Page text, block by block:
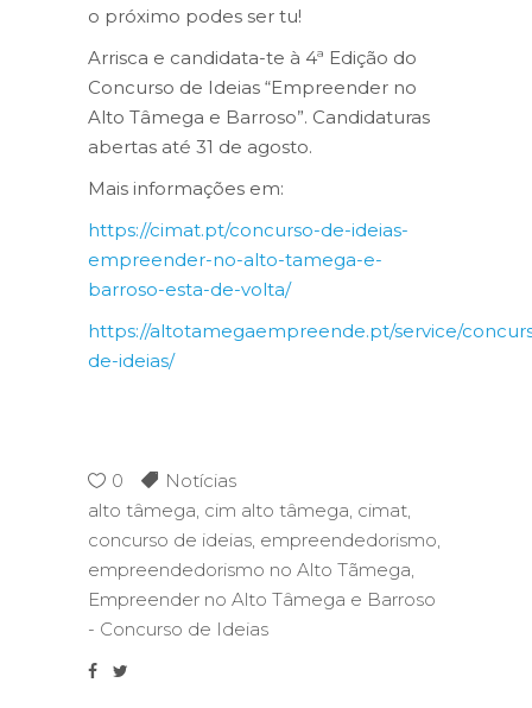
o próximo podes ser tu!
Arrisca e candidata-te à 4ª Edição do
Concurso de Ideias “Empreender no
Alto Tâmega e Barroso”. Candidaturas
abertas até 31 de agosto.
Mais informações em:
https://cimat.pt/concurso-de-ideias-
empreender-no-alto-tamega-e-
barroso-esta-de-volta/
https://altotamegaempreende.pt/service/
de-ideias/
0
Notícias
alto tâmega, cim alto tâmega, cimat,
concurso de ideias, empreendedorismo,
empreendedorismo no Alto Tãmega,
Empreender no Alto Tâmega e Barroso
- Concurso de Ideias